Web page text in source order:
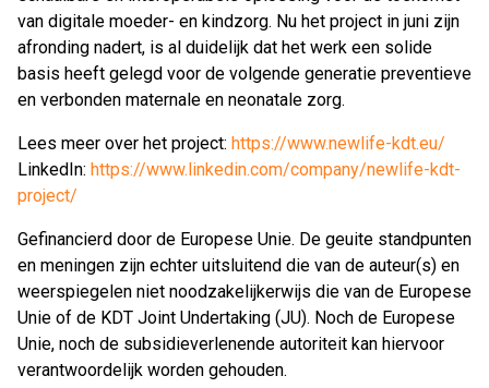
van digitale moeder- en kindzorg. Nu het project in juni zijn
afronding nadert, is al duidelijk dat het werk een solide
basis heeft gelegd voor de volgende generatie preventieve
en verbonden maternale en neonatale zorg.
Lees meer over het project: https://www.newlife-kdt.eu/
LinkedIn: https://www.linkedin.com/company/newlife-kdt-
project/
Gefinancierd door de Europese Unie. De geuite standpunten
en meningen zijn echter uitsluitend die van de auteur(s) en
weerspiegelen niet noodzakelijkerwijs die van de Europese
Unie of de KDT Joint Undertaking (JU). Noch de Europese
Unie, noch de subsidieverlenende autoriteit kan hiervoor
verantwoordelijk worden gehouden.